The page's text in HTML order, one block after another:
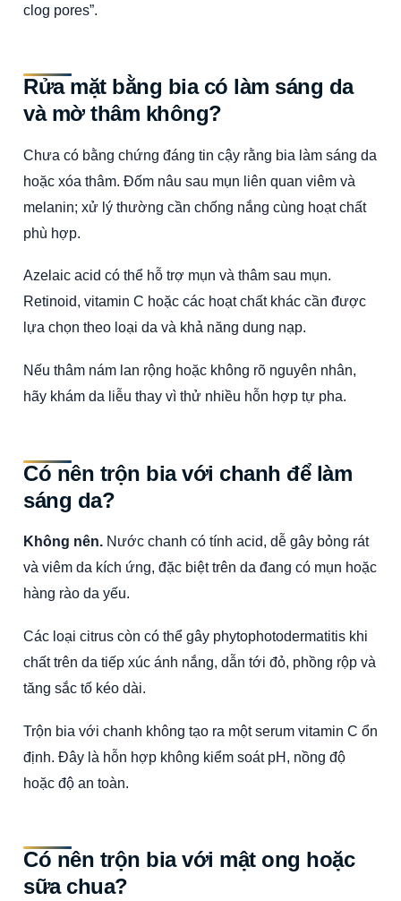
clog pores”.
Rửa mặt bằng bia có làm sáng da
và mờ thâm không?
Chưa có bằng chứng đáng tin cậy rằng bia làm sáng da
hoặc xóa thâm. Đốm nâu sau mụn liên quan viêm và
melanin; xử lý thường cần chống nắng cùng hoạt chất
phù hợp.
Azelaic acid có thể hỗ trợ mụn và thâm sau mụn.
Retinoid, vitamin C hoặc các hoạt chất khác cần được
lựa chọn theo loại da và khả năng dung nạp.
Nếu thâm nám lan rộng hoặc không rõ nguyên nhân,
hãy khám da liễu thay vì thử nhiều hỗn hợp tự pha.
Có nên trộn bia với chanh để làm
sáng da?
Không nên. Nước chanh có tính acid, dễ gây bỏng rát
và viêm da kích ứng, đặc biệt trên da đang có mụn hoặc
hàng rào da yếu.
Các loại citrus còn có thể gây phytophotodermatitis khi
chất trên da tiếp xúc ánh nắng, dẫn tới đỏ, phồng rộp và
tăng sắc tố kéo dài.
Trộn bia với chanh không tạo ra một serum vitamin C ổn
định. Đây là hỗn hợp không kiểm soát pH, nồng độ
hoặc độ an toàn.
Có nên trộn bia với mật ong hoặc
sữa chua?